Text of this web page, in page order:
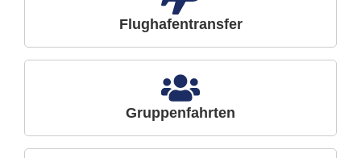
Flughafentransfer
Gruppenfahrten